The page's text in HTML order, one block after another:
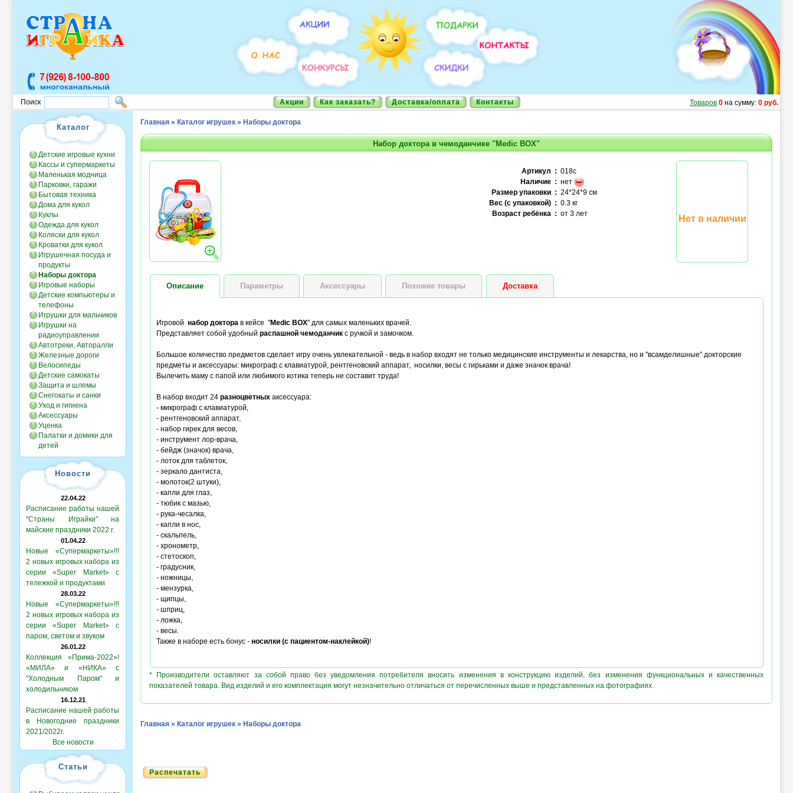
Поиск Акции Как заказать? Доставка/оплата Контакты Товаров 0 на сумму: 0 руб.
Каталог
Детские игровые кухни
Кассы и супермаркеты
Маленькая модница
Парковки, гаражи
Бытовая техника
Дома для кукол
Куклы
Одежда для кукол
Коляски для кукол
Кроватки для кукол
Игрушечная посуда и
продукты
Наборы доктора
Игровые наборы
Детские компьютеры и
телефоны
Игрушки для мальчиков
Игрушки на
радиоуправлении
Автотреки, Авторалли
Железные дороги
Велосипеды
Детские самокаты
Защита и шлемы
Снегокаты и санки
Уход и гигиена
Аксессуары
Уценка
Палатки и домики для
детей
Новости
22.04.22
Расписание работы нашей
"Страны Играйки" на
майские праздники 2022 г.
01.04.22
Новые «Супермаркеты»!!!
2 новых игровых набора из
серии «Super Market» с
тележкой и продуктами
28.03.22
Новые «Супермаркеты»!!!
2 новых игровых набора из
серии «Super Market» с
паром, светом и звуком
26.01.22
Коллекция «Прима-2022»!
«МИЛА» и «НИКА» с
"Холодным Паром" и
холодильником
16.12.21
Расписание нашей работы
в Новогодние праздники
2021/2022г.
Все новости
Статьи
Главная » Каталог игрушек » Наборы доктора
Набор доктора в чемоданчике "Medic BOX"
Артикул : 018c
Наличие : нет
Размер упаковки : 24*24*9 см
Вес (с упаковкой) : 0.3 кг
Возраст ребёнка : от 3 лет Нет в наличии
Описание Параметры Аксессуары Похожие товары Доставка
Игровой набор докторав кейсе "Medic BOX" для самых маленьких врачей.
Представляет собой удобный распашной чемоданчикс ручкой и замочком.
Большое количество предметов сделает игру очень увлекательной - ведь в набор входят не только медицинские инструменты и лекарства, но и "всамделишные" докторские
предметы и аксессуары: микрограф с клавиатурой, рентгеновский аппарат, носилки, весы с гирьками и даже значок врача!
Вылечить маму с папой или любимого котика теперь не составит труда!
В набор входит 24 разноцветных аксессуара:
- микрограф с клавиатурой,
- рентгеновский аппарат,
- набор гирек для весов,
- инструмент лор-врача,
- бейдж (значок) врача,
- лоток для таблеток,
- зеркало дантиста,
- молоток(2 штуки),
- капли для глаз,
- тюбик с мазью,
- рука-чесалка,
- капли в нос,
- скальпель,
- хронометр,
- стетоскоп,
- градусник,
- ножницы,
- мензурка,
- щипцы,
- шприц,
- ложка,
- весы.
Также в наборе есть бонус - носилки (с пациентом-наклейкой)!
* Производители оставляют за собой право без уведомления потребителя вносить изменения в конструкцию изделий, без изменения функциональных и качественных
показателей товара. Вид изделий и его комплектация могут незначительно отличаться от перечисленных выше и представленных на фотографиях.
Главная » Каталог игрушек » Наборы доктора
Распечатать